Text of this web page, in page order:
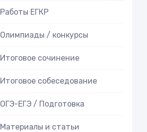
Работы ЕГКР
Олимпиады / конкурсы
Итоговое cочинение
Итоговое cобеседование
ОГЭ-ЕГЭ / Подготовка
Материалы и статьи